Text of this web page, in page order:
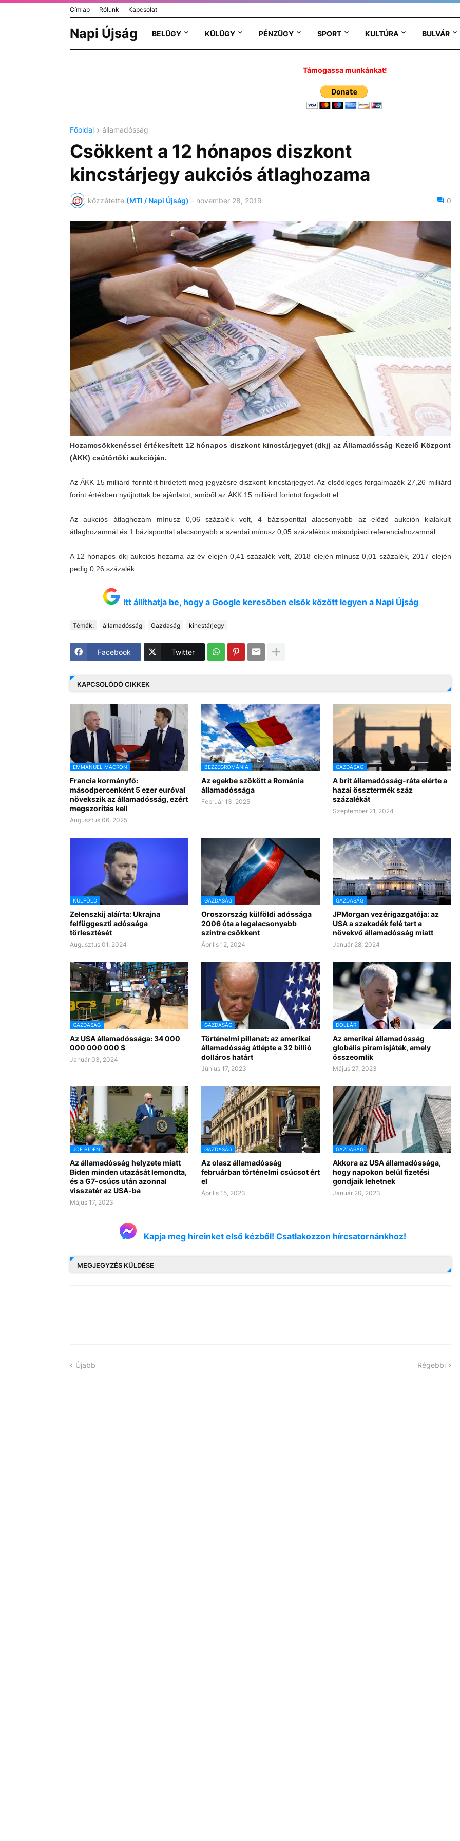
Címlap Rólunk Kapcsolat
Napi Újság BELÜGY KÜLÜGY PÉNZÜGY SPORT KULTÚRA BULVÁR
Támogassa munkánkat!
Főoldal államadósság
Csökkent a 12 hónapos diszkont
kincstárjegy aukciós átlaghozama
közzétette (MTI / Napi Újság) - november 28, 2019 0
Hozamcsökkenéssel értékesített 12 hónapos diszkont kincstárjegyet (dkj) az Államadósság Kezelő Központ
(ÁKK) csütörtöki aukcióján.
Az ÁKK 15 milliárd forintért hirdetett meg jegyzésre diszkont kincstárjegyet. Az elsődleges forgalmazók 27,26 milliárd
forint értékben nyújtottak be ajánlatot, amiből az ÁKK 15 milliárd forintot fogadott el.
Az aukciós átlaghozam mínusz 0,06 százalék volt, 4 bázisponttal alacsonyabb az előző aukción kialakult
átlaghozamnál és 1 bázisponttal alacsonyabb a szerdai mínusz 0,05 százalékos másodpiaci referenciahozamnál.
A 12 hónapos dkj aukciós hozama az év elején 0,41 százalék volt, 2018 elején mínusz 0,01 százalék, 2017 elején
pedig 0,26 százalék.
Itt állíthatja be, hogy a Google keresőben elsők között legyen a Napi Újság
Témák: államadósság Gazdaság kincstárjegy
Facebook Twitter
KAPCSOLÓDÓ CIKKEK
EMMANUEL MACRON
Francia kormányfő:
másodpercenként 5 ezer euróval
növekszik az államadósság, ezért
megszorítás kell
Augusztus 06, 2025
BEZZEGROMÁNIA
Az egekbe szökött a Románia
államadóssága
Február 13, 2025
GAZDASÁG
A brit államadósság-ráta elérte a
hazai össztermék száz
százalékát
Szeptember 21, 2024
KÜLFÖLD
Zelenszkij aláírta: Ukrajna
felfüggeszti adóssága
törlesztését
Augusztus 01, 2024
GAZDASÁG
Oroszország külföldi adóssága
2006 óta a legalacsonyabb
szintre csökkent
Április 12, 2024
GAZDASÁG
JPMorgan vezérigazgatója: az
USA a szakadék felé tart a
növekvő államadósság miatt
Január 28, 2024
GAZDASÁG
Az USA államadóssága: 34 000
000 000 000 $
Január 03, 2024
GAZDASÁG
Történelmi pillanat: az amerikai
államadósság átlépte a 32 billió
dolláros határt
Június 17, 2023
DOLLÁR
Az amerikai államadósság
globális piramisjáték, amely
összeomlik
Május 27, 2023
JOE BIDEN
Az államadósság helyzete miatt
Biden minden utazását lemondta,
és a G7-csúcs után azonnal
visszatér az USA-ba
Május 17, 2023
GAZDASÁG
Az olasz államadósság
februárban történelmi csúcsot ért
el
Április 15, 2023
GAZDASÁG
Akkora az USA államadóssága,
hogy napokon belül fizetési
gondjaik lehetnek
Január 20, 2023
Kapja meg híreinket első kézből! Csatlakozzon hírcsatornánkhoz!
MEGJEGYZÉS KÜLDÉSE
Újabb Régebbi